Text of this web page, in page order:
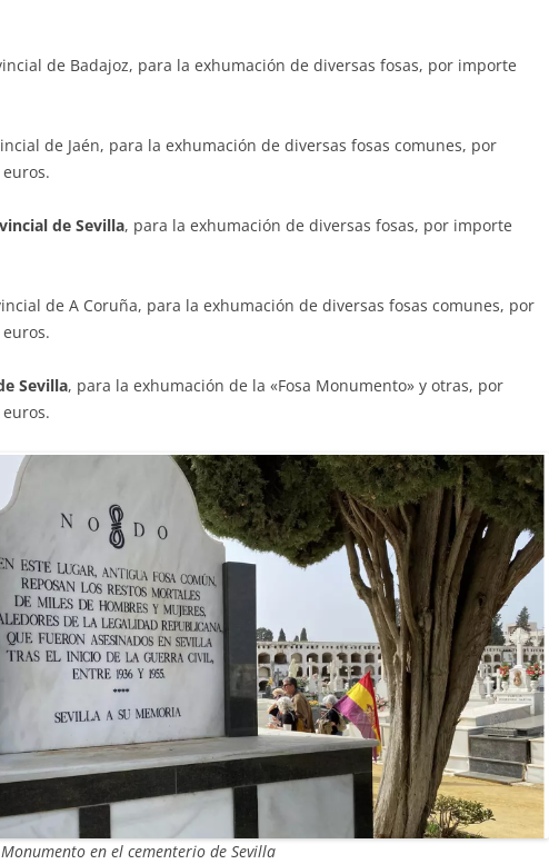
de Badajoz, para la exhumación de diversas fosas, por importe
de Jaén, para la exhumación de diversas fosas comunes, por
de Sevilla, para la exhumación de diversas fosas, por importe
de A Coruña, para la exhumación de diversas fosas comunes, por
Sevilla, para la exhumación de la «Fosa Monumento» y otras, por
en el cementerio de Sevilla